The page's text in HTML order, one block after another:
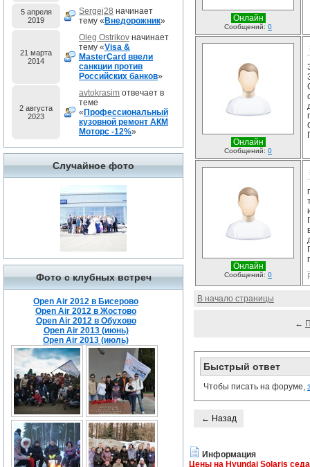
5 апреля
2019
Sergej28 начинает
тему « Внедорожник»
21 марта
2014
Oleg Ostrikov начинает
тему «Visa &
MasterCard ввели
санкции против
Российских банков»
2 августа
2023
avtokrasim отвечает в
теме
« Профессиональный
кузовной ремонт АКМ
Моторс -12%»
Случайное фото
Фото с клубных встреч
Open Air 2012 в Бисерово
Open Air 2012 в Жостово
Open Air 2012 в Обухово
Open Air 2013 (июнь)
Open Air 2013 (июль)
Онлайн
Сообщений: 0
Онлайн
Сообщений: 0
Онлайн
Сообщений: 0
В начало страницы
←
Быстрый ответ
Чтобы писать на форуме,
← Назад
Информация
Цены на Hyundai Solaris